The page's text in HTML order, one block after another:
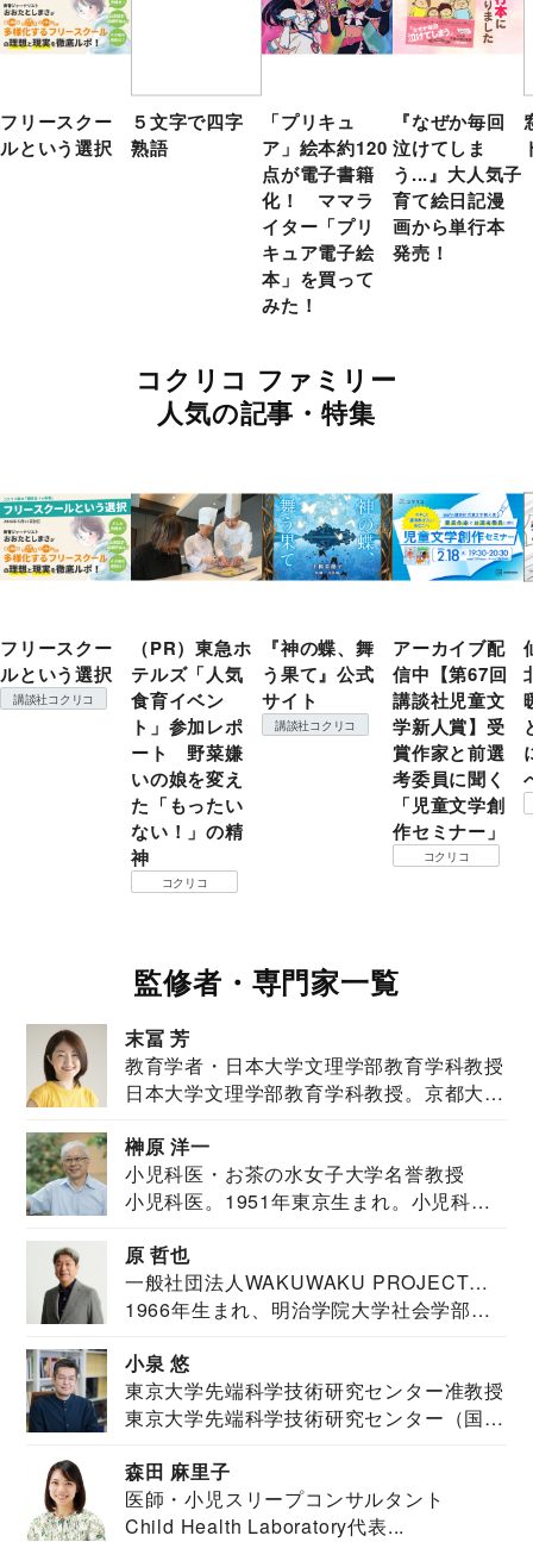
フリースクー
ルという選択
５文字で四字
熟語
「プリキュ
ア」絵本約120
点が電子書籍
化！ ママラ
イター「プリ
キュア電子絵
本」を買って
みた！
『なぜか毎回
泣けてしま
う...』大人気子
育て絵日記漫
画から単行本
発売！
コクリコ ファミリー
人気の記事・特集
フリースクー
ルという選択
講談社コクリコ
（PR）東急ホ
テルズ「人気
食育イベン
ト」参加レポ
ート 野菜嫌
いの娘を変え
た「もったい
ない！」の精
神
コクリコ
『神の蝶、舞
う果て』公式
サイト
講談社コクリコ
アーカイブ配
信中【第67回
講談社児童文
学新人賞】受
賞作家と前選
考委員に聞く
「児童文学創
作セミナー」
コクリコ
監修者・専門家一覧
末冨 芳
教育学者・日本大学文理学部教育学科教授
日本大学文理学部教育学科教授。京都大学
榊原 洋一
小児科医・お茶の水女子大学名誉教授
小児科医。1951年東京生まれ。小児科
原 哲也
一般社団法人WAKUWAKU PROJECT
JAPAN代表・言語聴覚士・社会福祉士
1966年生まれ、明治学院大学社会学部福
小泉 悠
東京大学先端科学技術研究センター准教授
東京大学先端科学技術研究センター（国際
森田 麻里子
医師・小児スリープコンサルタント
Child Health Laboratory代表...